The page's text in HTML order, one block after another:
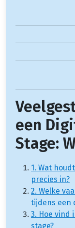
een
Stage:
1. Wat
precies in?
2. Welke
tijdens een
3. Hoe vind
stage?